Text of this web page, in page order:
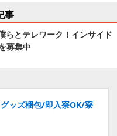
事
らとテレワーク！インサイド
募集中
ッズ梱包/即入寮OK/寮